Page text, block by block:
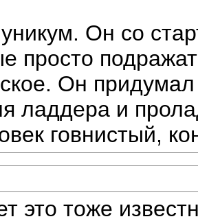
Он со
просто
Он
ладдера и
говнистый,
это тоже